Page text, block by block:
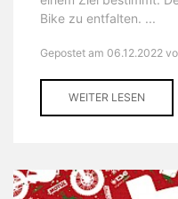
Bike zu entfalten. ...
Gepostet am 06.12.2022
WEITER LESEN